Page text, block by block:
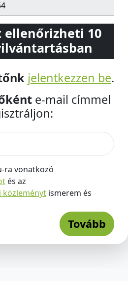
ellenőrizheti 10
jelentkezzen be.
e-mail címmel
ra vonatkozó
és az
közleményt ismerem és
Tovább